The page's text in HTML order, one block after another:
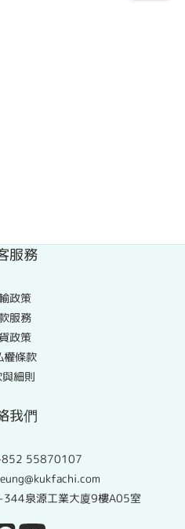
服務
政策
服務
政策
權條款
細則
我們
55870107
泉源工業大廈9樓A05室